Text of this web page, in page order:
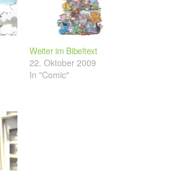
Weiter im Bibeltext
22. Oktober 2009
In "Comic"